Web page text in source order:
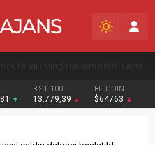
BIST 100
13.779,39
BITCOIN
$64763